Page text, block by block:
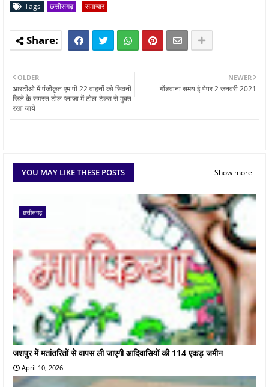
Tags छत्तीसगढ़ समाचार
NEWER
गोंडवाना समय ई पेपर 2 जनवरी 2021
OLDER
आरटीओ में पंजीकृत एम पी 22 वाहनों को सिवनी
जिले के समस्त टोल प्लाजा में टोल-टैक्स से मुक्त
रखा जाये
YOU MAY LIKE THESE POSTS Show more
छत्तीसगढ़
जशपुर में मतांतरितों से वापस ली जाएगी आदिवासियों की 114 एकड़ जमीन
April 10, 2026